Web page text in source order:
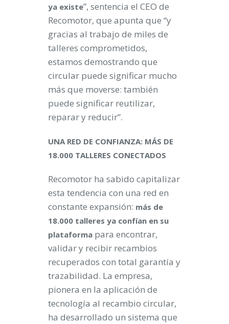
ya existe”, sentencia el CEO de
Recomotor, que apunta que “y
gracias al trabajo de miles de
talleres comprometidos,
estamos demostrando que
circular puede significar mucho
más que moverse: también
puede significar reutilizar,
reparar y reducir”.
UNA RED DE CONFIANZA: MÁS DE
18.000 TALLERES CONECTADOS
Recomotor ha sabido capitalizar
esta tendencia con una red en
constante expansión: más de
18.000 talleres ya confían en su
plataforma para encontrar,
validar y recibir recambios
recuperados con total garantía y
trazabilidad. La empresa,
pionera en la aplicación de
tecnología al recambio circular,
ha desarrollado un sistema que